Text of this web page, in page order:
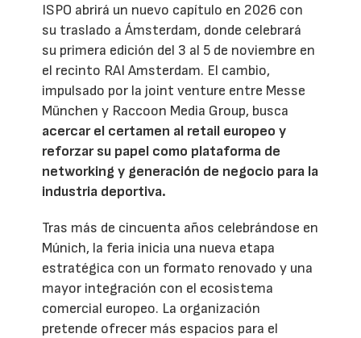
ISPO abrirá un nuevo capítulo en 2026 con
su traslado a Ámsterdam, donde celebrará
su primera edición del 3 al 5 de noviembre en
el recinto RAI Amsterdam. El cambio,
impulsado por la joint venture entre Messe
München y Raccoon Media Group, busca
acercar el certamen al retail europeo y
reforzar su papel como plataforma de
networking y generación de negocio para la
industria deportiva.
Tras más de cincuenta años celebrándose en
Múnich, la feria inicia una nueva etapa
estratégica con un formato renovado y una
mayor integración con el ecosistema
comercial europeo. La organización
pretende ofrecer más espacios para el